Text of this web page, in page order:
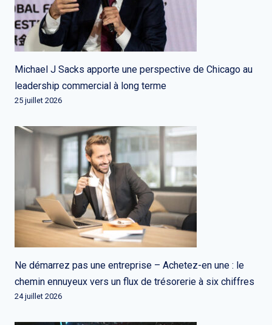
Michael J Sacks apporte une perspective de Chicago au
leadership commercial à long terme
25 juillet 2026
Ne démarrez pas une entreprise – Achetez-en une : le
chemin ennuyeux vers un flux de trésorerie à six chiffres
24 juillet 2026